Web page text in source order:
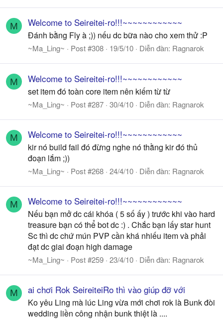
M Welcome to Seireitei-ro!!!~~~~~~~~~~~~
Đánh bằng Fly à ;)) nếu dc bữa nào cho xem thử :P
~Ma_Ling~ Post #308 19/5/10 Diễn đàn: Ragnarok
M Welcome to Seireitei-ro!!!~~~~~~~~~~~~
set item đó toàn core item nên kiếm từ từ
~Ma_Ling~ Post #287 30/4/10 Diễn đàn: Ragnarok
M Welcome to Seireitei-ro!!!~~~~~~~~~~~~
kir nó build fail đó đừng nghe nó thằng kir đó thủ
đoạn lắm ;))
~Ma_Ling~ Post #268 24/4/10 Diễn đàn: Ragnarok
M Welcome to Seireitei-ro!!!~~~~~~~~~~~~
Nếu bạn mở dc cái khóa ( 5 số ấy ) trước khi vào hard
treasure bạn có thể bot dc :) . Chắc bạn lấy star hunt
Sc thì dc chứ mún PVP cần khá nhiếu item và phải
đạt dc giai đoạn high damage
~Ma_Ling~ Post #259 23/4/10 Diễn đàn: Ragnarok
M ai chơi Rok SeireiteiRo thì vào giúp đỡ với
Ko yêu Ling mà lúc Ling vừa mới chơi rok là Bunk đòi
wedding liền công nhận bunk thiệt là ....